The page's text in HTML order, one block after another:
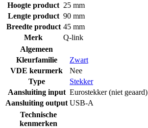
Hoogte product 25 mm
Lengte product 90 mm
Breedte product 45 mm
Merk
Q-link
Algemeen
Kleurfamilie
Zwart
VDE keurmerk
Nee
Type
Stekker
Aansluiting input Eurostekker (niet geaard)
Aansluiting output USB-A
Technische
kenmerken